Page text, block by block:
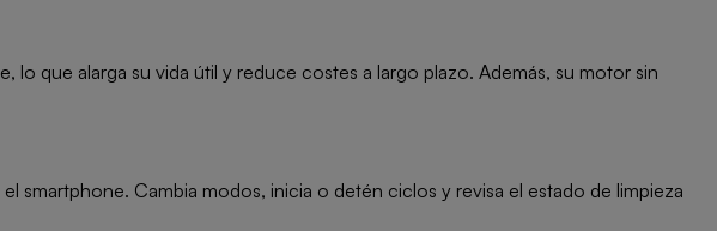
que alarga su vida útil y reduce costes a largo plazo. Además, su motor sin
Cambia modos, inicia o detén ciclos y revisa el estado de limpieza